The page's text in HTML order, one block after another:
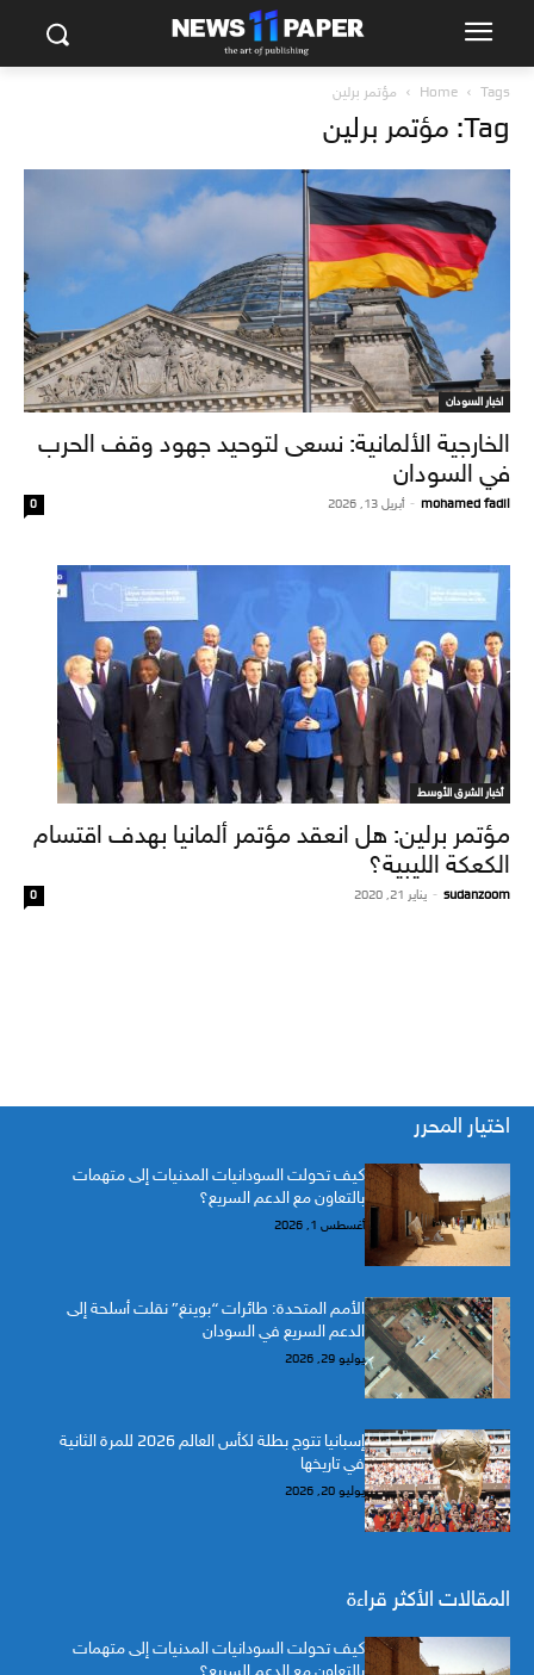
Home Tags مؤتمر برلين
Tag: مؤتمر برلين
اخبار السودان
الخارجية الألمانية: نسعى لتوحيد جهود وقف الحرب
في السودان
mohamed fadil
- أبريل 13, 2026 0
أخبار الشرق الأوسط
مؤتمر برلين: هل انعقد مؤتمر ألمانيا بهدف اقتسام
الكعكة الليبية؟
sudanzoom
- يناير 21, 2020 0
اختيار المحرر
كيف تحولت السودانيات المدنيات إلى متهمات
بالتعاون مع الدعم السريع؟
أغسطس 1, 2026
الأمم المتحدة: طائرات “بوينغ” نقلت أسلحة إلى
الدعم السريع في السودان
يوليو 29, 2026
إسبانيا تتوج بطلة لكأس العالم 2026 للمرة الثانية
في تاريخها
يوليو 20, 2026
المقالات الأكثر قراءة
كيف تحولت السودانيات المدنيات إلى متهمات
بالتعاون مع الدعم السريع؟